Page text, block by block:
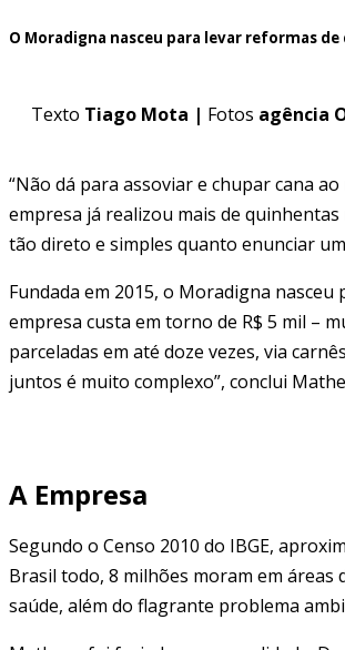
O Moradigna nasceu para levar reformas
Texto Tiago Mota | Fotos agência
“Não dá para assoviar e chupar cana
empresa já realizou mais de
tão direto e simples quanto enunciar
Fundada em 2015, o Moradigna
empresa custa em torno de R$ 5 mil –
parceladas em até doze vezes, via
juntos é muito complexo”, conclui
A Empresa
Segundo o Censo 2010 do IBGE,
Brasil todo, 8 milhões moram em áreas
saúde, além do flagrante problema